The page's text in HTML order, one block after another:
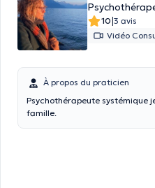
10|3 avis
Vidéo
À propos du praticien
Psychothérapeute systémique
famille.